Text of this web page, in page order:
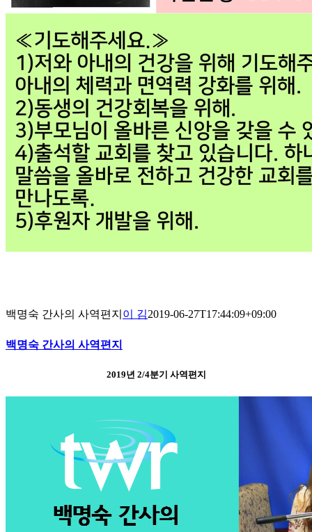
백명숙 간사의 사역편지 이 김2019-06-27T17:44:09+09:00
백명숙 간사의 사역편지
2019년 2/4분기 사역편지